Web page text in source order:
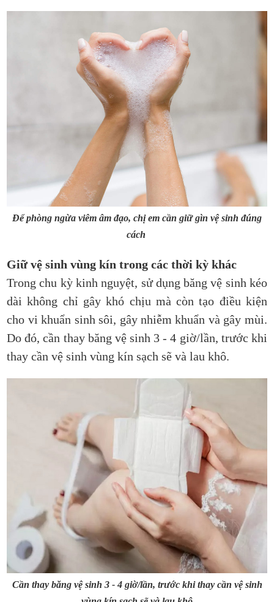
Để phòng ngừa viêm âm đạo, chị em cần giữ gìn vệ sinh đúng
cách
Giữ vệ sinh vùng kín trong các thời kỳ khác
Trong chu kỳ kinh nguyệt, sử dụng băng vệ sinh kéo
dài không chỉ gây khó chịu mà còn tạo điều kiện
cho vi khuẩn sinh sôi, gây nhiễm khuẩn và gây mùi.
Do đó, cần thay băng vệ sinh 3 - 4 giờ/lần, trước khi
thay cần vệ sinh vùng kín sạch sẽ và lau khô.
Cần thay băng vệ sinh 3 - 4 giờ/lần, trước khi thay cần vệ sinh